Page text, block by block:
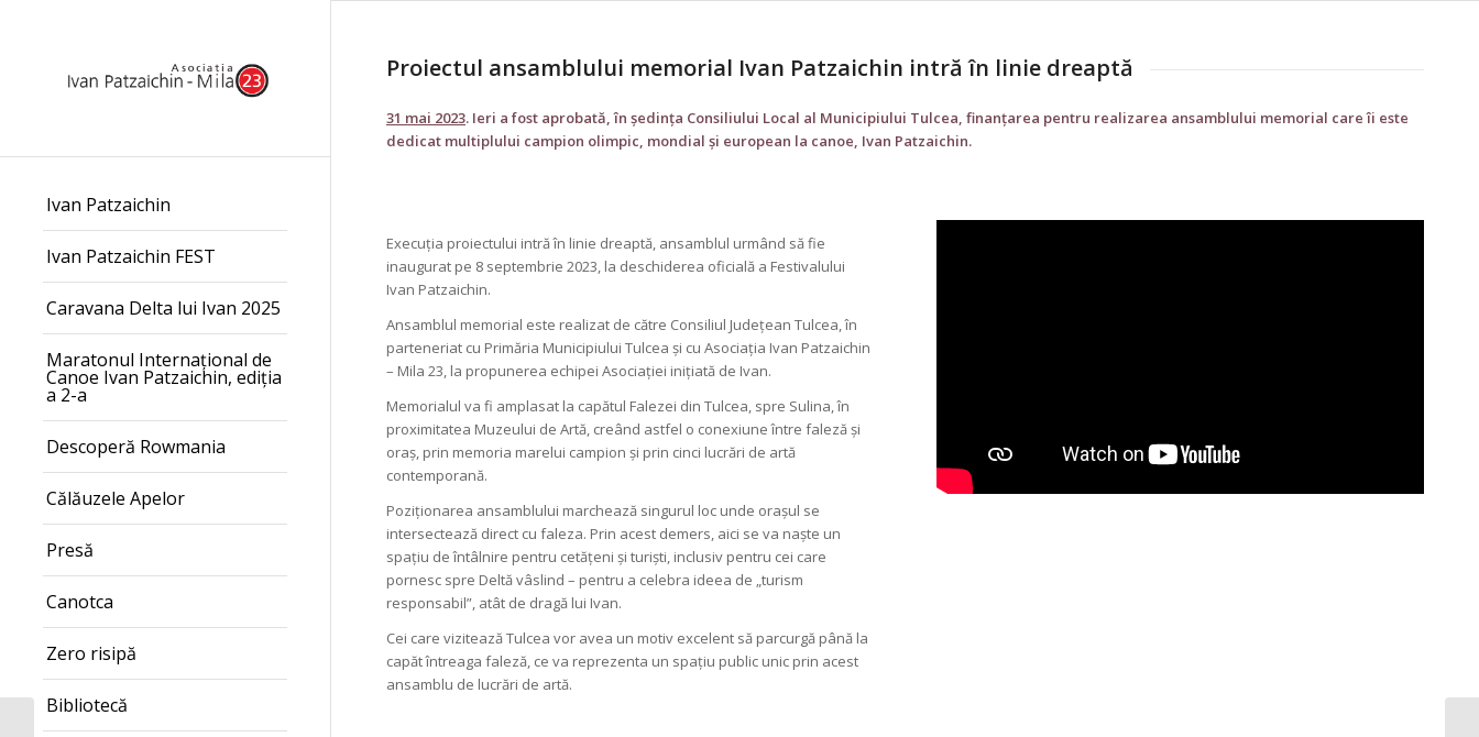
Ivan Patzaichin
Ivan Patzaichin FEST
Caravana Delta lui Ivan 2025
Maratonul Internațional de
Canoe Ivan Patzaichin, ediția
a 2-a
Descoperă Rowmania
Călăuzele Apelor
Presă
Canotca
Zero risipă
Bibliotecă
Proiectul ansamblului memorial Ivan Patzaichin intră în linie dreaptă
31 mai 2023. Ieri a fost aprobată, în ședința Consiliului Local al Municipiului Tulcea, finanțarea pentru realizarea ansamblului memorial care îi este
dedicat multiplului campion olimpic, mondial și european la canoe, Ivan Patzaichin.
Execuția proiectului intră în linie dreaptă, ansamblul urmând să fie
inaugurat pe 8 septembrie 2023, la deschiderea oficială a Festivalului
Ivan Patzaichin.
Ansamblul memorial este realizat de către Consiliul Județean Tulcea, în
parteneriat cu Primăria Municipiului Tulcea și cu Asociația Ivan Patzaichin
– Mila 23, la propunerea echipei Asociației inițiată de Ivan.
Memorialul va fi amplasat la capătul Falezei din Tulcea, spre Sulina, în
proximitatea Muzeului de Artă, creând astfel o conexiune între faleză și
oraș, prin memoria marelui campion și prin cinci lucrări de artă
contemporană.
Poziționarea ansamblului marchează singurul loc unde orașul se
intersectează direct cu faleza. Prin acest demers, aici se va naște un
spațiu de întâlnire pentru cetățeni și turiști, inclusiv pentru cei care
pornesc spre Deltă vâslind – pentru a celebra ideea de „turism
responsabil”, atât de dragă lui Ivan.
Cei care vizitează Tulcea vor avea un motiv excelent să parcurgă până la
capăt întreaga faleză, ce va reprezenta un spațiu public unic prin acest
ansamblu de lucrări de artă.